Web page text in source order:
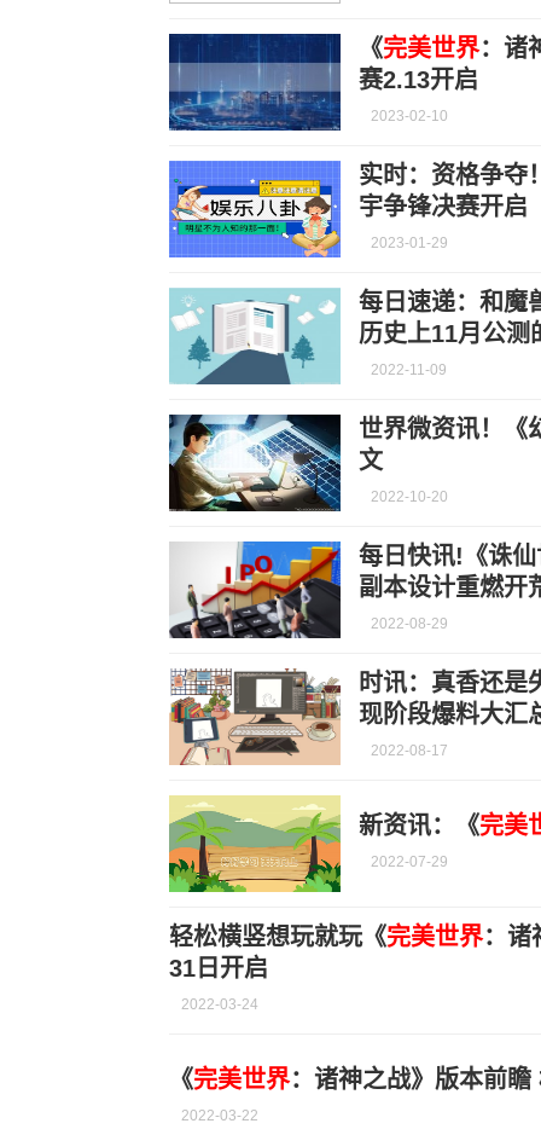
《完美世界：诸
赛2.13开启
2023-02-10
实时：资格争夺
宇争锋决赛开启
2023-01-29
每日速递：和魔
历史上11月公测
2022-11-09
世界微资讯！《
文
2022-10-20
每日快讯!《诛
副本设计重燃开
2022-08-29
时讯：真香还是
现阶段爆料大汇
2022-08-17
新资讯：《完美
2022-07-29
轻松横竖想玩就玩《完美世界：诸
31日开启
2022-03-24
​《完美世界：诸神之战》版本前瞻
2022-03-22